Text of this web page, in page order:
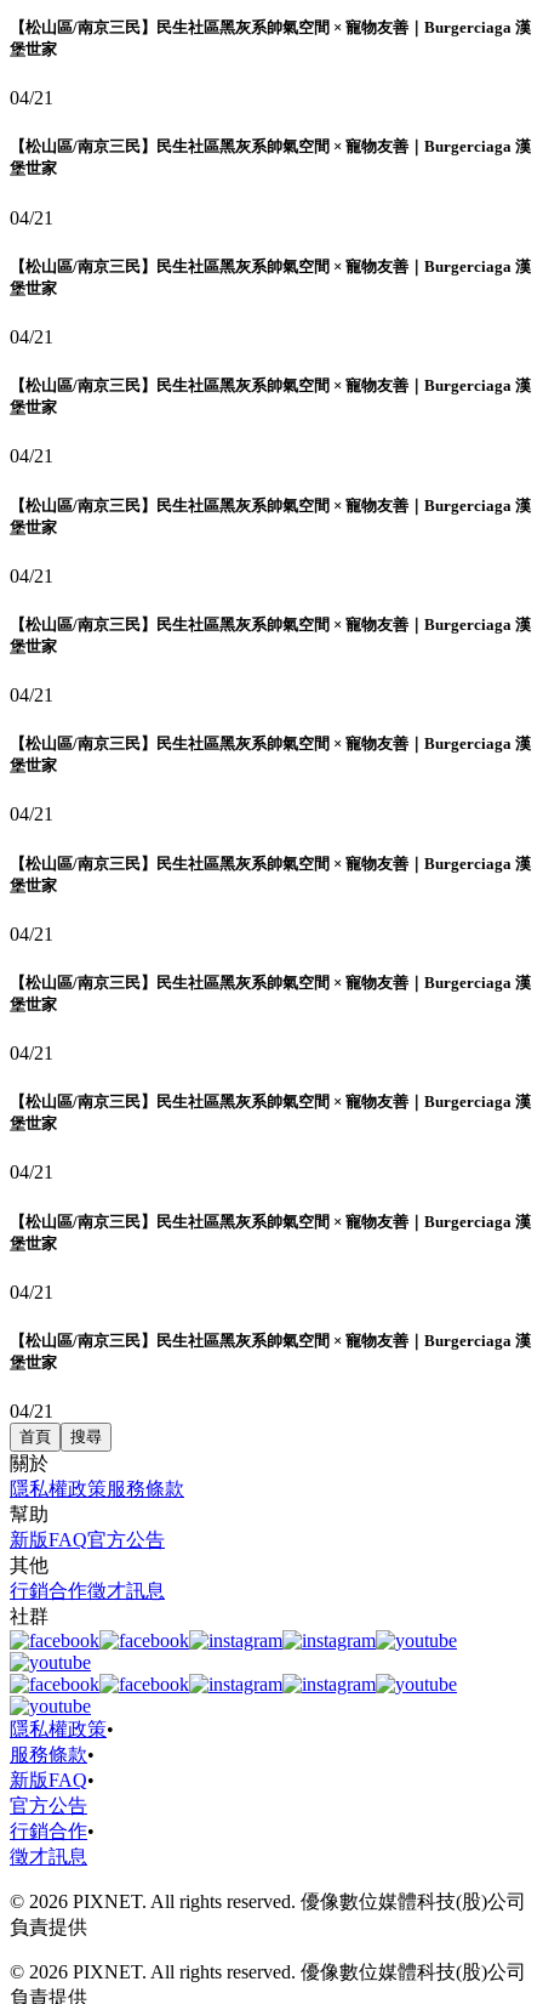
【松山區/南京三民】民生社區黑灰系帥氣空間 × 寵物友善｜Burgerciaga 漢
堡世家
04/21
【松山區/南京三民】民生社區黑灰系帥氣空間 × 寵物友善｜Burgerciaga 漢
堡世家
04/21
【松山區/南京三民】民生社區黑灰系帥氣空間 × 寵物友善｜Burgerciaga 漢
堡世家
04/21
【松山區/南京三民】民生社區黑灰系帥氣空間 × 寵物友善｜Burgerciaga 漢
堡世家
04/21
【松山區/南京三民】民生社區黑灰系帥氣空間 × 寵物友善｜Burgerciaga 漢
堡世家
04/21
【松山區/南京三民】民生社區黑灰系帥氣空間 × 寵物友善｜Burgerciaga 漢
堡世家
04/21
【松山區/南京三民】民生社區黑灰系帥氣空間 × 寵物友善｜Burgerciaga 漢
堡世家
04/21
【松山區/南京三民】民生社區黑灰系帥氣空間 × 寵物友善｜Burgerciaga 漢
堡世家
04/21
【松山區/南京三民】民生社區黑灰系帥氣空間 × 寵物友善｜Burgerciaga 漢
堡世家
04/21
【松山區/南京三民】民生社區黑灰系帥氣空間 × 寵物友善｜Burgerciaga 漢
堡世家
04/21
【松山區/南京三民】民生社區黑灰系帥氣空間 × 寵物友善｜Burgerciaga 漢
堡世家
04/21
【松山區/南京三民】民生社區黑灰系帥氣空間 × 寵物友善｜Burgerciaga 漢
堡世家
04/21
首頁 搜尋
關於
隱私權政策服務條款
幫助
新版FAQ官方公告
其他
行銷合作徵才訊息
社群
隱私權政策•
服務條款•
新版FAQ•
官方公告
行銷合作•
徵才訊息
© 2026 PIXNET. All rights reserved. 優像數位媒體科技(股)公司
負責提供
© 2026 PIXNET. All rights reserved. 優像數位媒體科技(股)公司
負責提供